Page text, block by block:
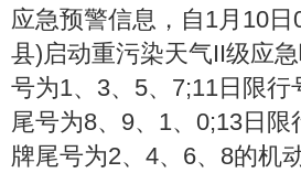
应急预警信息，自1月10
县)启动重污染天气II级应
号为1、3、5、7;11日限
尾号为8、9、1、0;13日
牌尾号为2、4、6、8的机